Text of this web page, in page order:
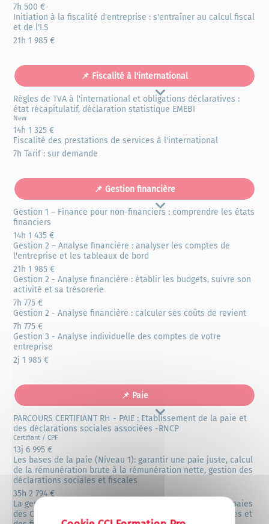
Masquer
7h500 €
Initiation à la fiscalité d'entreprise : s'entraîner au calcul fiscal
et de l'I.S
21h1 985 €
📌 Fiscalité à l'international
2 formations
Règles de TVA à l'international et obligations déclaratives :
état récapitulatif, déclaration statistique EMEBI
New
14h1 325 €
Fiscalité des prestations de services à l'international
7hTarif : sur demande
📌 Gestion financière
5 formations
Gestion 1 – Finance pour non-financiers : comprendre les états
financiers
14h1 435 €
Gestion 2 – Analyse financière : analyser les comptes de
l'entreprise et les tableaux de bord
21h1 985 €
Gestion 2 - Analyse financière : établir les budgets, suivre son
activité et sa trésorerie
7h775 €
Gestion 2 - Analyse financière : calculer ses coûts de revient
7h775 €
Gestion 3 - Analyse individuelle des comptes de votre
entreprise
2j1 985 €
📌 Paie
4 formations
PARCOURS CERTIFIANT RH - PAIE : Etablissement de la paie et
des déclarations sociales associées -RNCP
Certifiant / CPF
13j6 995 €
Les bases de la paie (Niveau 1): garantir une paie juste, calcul
de la rémunération brute à la rémunération nette, gestion des
déclarations sociales et fiscales
35h2 794 €
La gestion des paies complexes (Niveau 2) : calculer les paies
des CDD, des cas d'absences indemnisées, des alternances et